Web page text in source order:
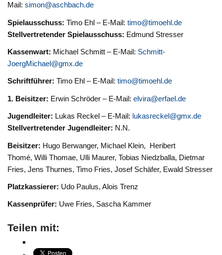
Mail:simon@aschbach.de
Spielausschuss: Timo Ehl – E-Mail:timo@timoehl.de
Stellvertretender Spielausschuss: Edmund Stresser
Kassenwart: Michael Schmitt – E-Mail: Schmitt-
JoergMichael@gmx.de
Schriftführer: Timo Ehl – E-Mail:timo@timoehl.de
1. Beisitzer: Erwin Schröder – E-Mail:elvira@erfael.de
Jugendleiter: Lukas Reckel – E-Mail: lukasreckel@gmx.de
Stellvertretender Jugendleiter: N.N.
Beisitzer: Hugo Berwanger, Michael Klein, Heribert
Thomé, Willi Thomae, Ulli Maurer, Tobias Niedzballa, Dietmar
Fries, Jens Thurnes, Timo Fries, Josef Schäfer, Ewald Stresser
Platzkassierer: Udo Paulus, Alois Trenz
Kassenprüfer: Uwe Fries, Sascha Kammer
Teilen mit: